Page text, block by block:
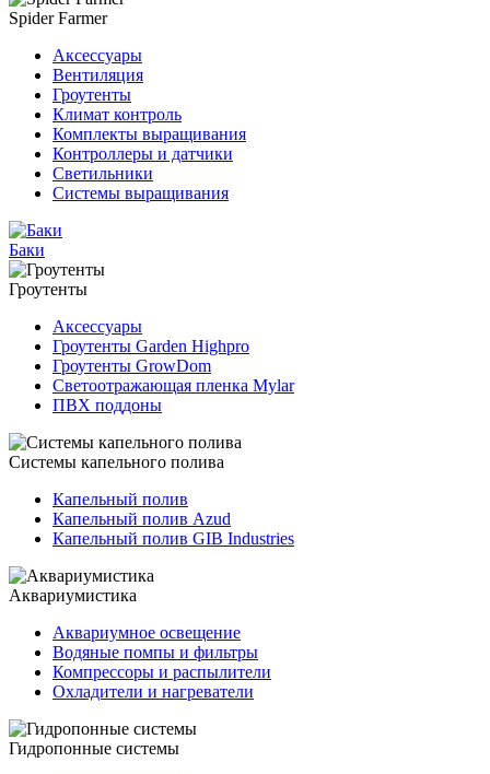
Spider Farmer
Аксессуары
Вентиляция
Гроутенты
Климат контроль
Комплекты выращивания
Контроллеры и датчики
Светильники
Системы выращивания
Баки
Гроутенты
Аксессуары
Гроутенты Garden Highpro
Гроутенты GrowDom
Светоотражающая пленка Mylar
ПВХ поддоны
Системы капельного полива
Капельный полив
Капельный полив Azud
Капельный полив GIB Industries
Аквариумистика
Аквариумное освещение
Водяные помпы и фильтры
Компрессоры и распылители
Охладители и нагреватели
Гидропонные системы